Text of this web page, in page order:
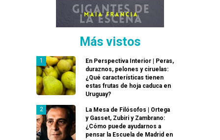
Más vistos
En Perspectiva Interior | Peras,
duraznos, pelones y ciruelas:
¿Qué características tienen
estas frutas de hoja caduca en
Uruguay?
La Mesa de Filósofos | Ortega
y Gasset, Zubiri y Zambrano:
¿Cómo puede ayudarnos a
pensar la Escuela de Madrid en